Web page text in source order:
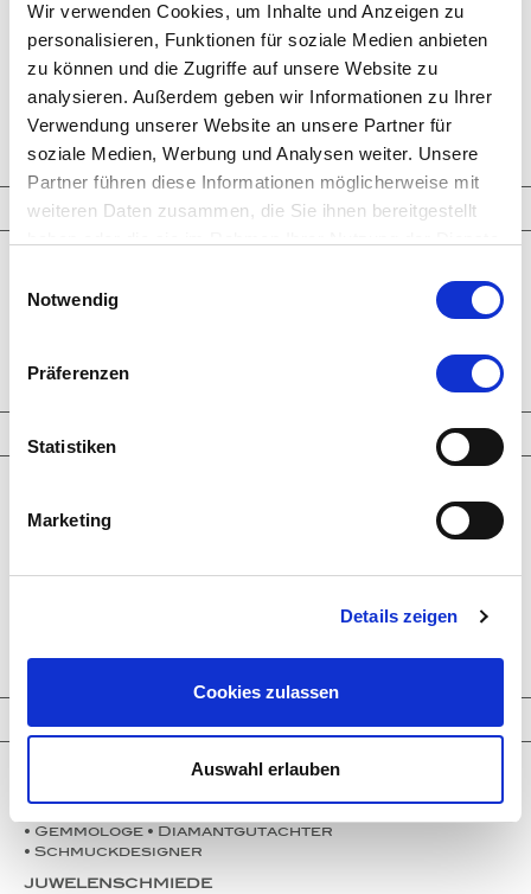
Wir verwenden Cookies, um Inhalte und Anzeigen zu
personalisieren, Funktionen für soziale Medien anbieten
zu können und die Zugriffe auf unsere Website zu
analysieren. Außerdem geben wir Informationen zu Ihrer
Verwendung unserer Website an unsere Partner für
soziale Medien, Werbung und Analysen weiter. Unsere
Partner führen diese Informationen möglicherweise mit
weiteren Daten zusammen, die Sie ihnen bereitgestellt
Notwendig
Präferenzen
Statistiken
Marketing
Details zeigen
Cookies zulassen
Auswahl erlauben
Ringe
Ohrringe
Armbänder
Halsketten
Man­schet­ten­­knöpfe
Broschen-Objekte
Ver­lo­bungs­­ringe
Highlights
Larimar
Paraiba Tourmaline
Trinity Transformers
Informationen
Service
Instagram
Datenschutz
Kontakt
• Gemmologe • Diamantgutachter
• Schmuckdesigner
JUWELENSCHMIEDE